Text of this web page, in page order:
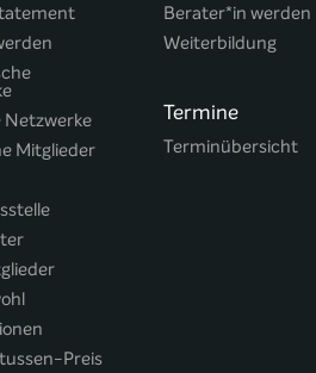
Netzwerke
Mitglieder
Preis
Berater*in werden
Weiterbildung
Termine
Terminübersicht